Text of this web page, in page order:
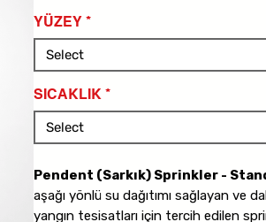
YÜZEY *
Select
SICAKLIK *
Select
Pendent (Sarkık) Sprinkler -
aşağı yönlü su dağıtımı sağlayan ve
yangın tesisatları için tercih edilen